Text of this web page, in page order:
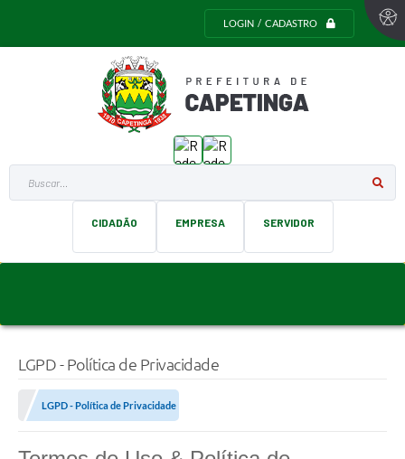
LOGIN / CADASTRO
Buscar...
CIDADÃO EMPRESA SERVIDOR
LGPD - Política de Privacidade
LGPD - Política de Privacidade